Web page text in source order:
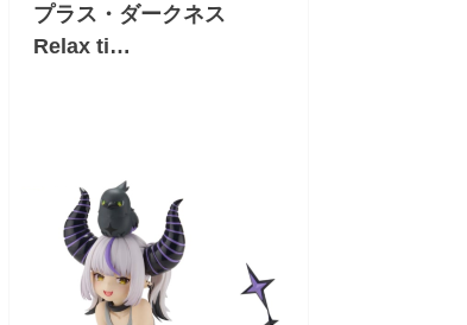
プラス・ダークネス
Relax ti…